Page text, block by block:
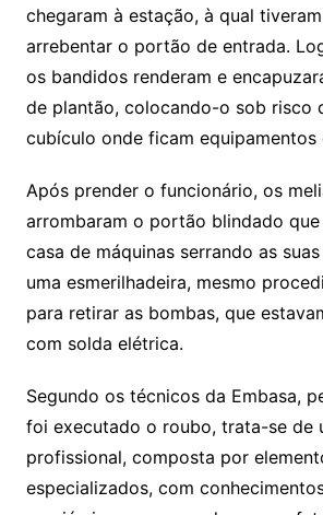
chegaram à estação, à qual
arrebentar o portão de entrada.
os bandidos renderam e
de plantão, colocando-o sob risco
cubículo onde ficam equipamentos
Após prender o funcionário, os
arrombaram o portão blindado que
casa de máquinas serrando as
uma esmerilhadeira, mesmo
para retirar as bombas, que
com solda elétrica.
Segundo os técnicos da Embasa,
foi executado o roubo, trata-se de
profissional, composta por
especializados, com